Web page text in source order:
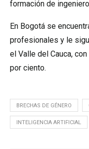
formación de
En Bogotá se
profesionales y le
el Valle del Cauca,
por ciento.
BRECHAS DE GÉNERO
INTELIGENCIA ARTIFICIAL